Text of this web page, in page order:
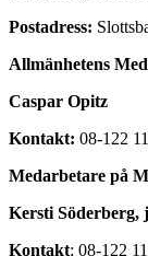
Postadress:
Allmänhetens
Caspar Opitz
Kontakt: 08-122
Medarbetare på
Kersti Söderberg,
Kontakt: 08-122